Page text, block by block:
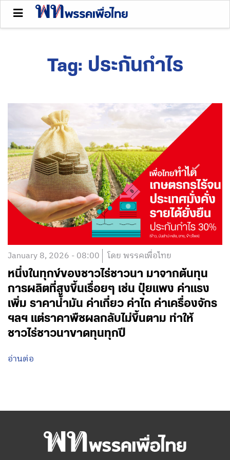
Tag: ประกันกำไร
January 8, 2026 - 08:00 โดย พรรคเพื่อไทย
หนึ่งในทุกข์ของชาวไร่ชาวนา มาจากต้นทุน
การผลิตที่สูงขึ้นเรื่อยๆ เช่น ปุ๋ยแพง ค่าแรง
เพิ่ม ราคาน้ำมัน ค่าเกี่ยว ค่าไถ ค่าเครื่องจักร
ฯลฯ แต่ราคาพืชผลกลับไม่ขึ้นตาม ทำให้
ชาวไร่ชาวนาขาดทุนทุกปี
อ่านต่อ